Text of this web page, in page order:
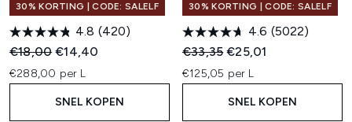
30% KORTING | CODE: SALELF
4.8 (420)
Recommended Retail Price:
€18,00Huidige prijs:
€14,40
€288,00 per L
SNEL KOPEN
30% KORTING | CODE: SALELF
4.6 (5022)
Recommended Retail Price:
€33,35Huidige prijs:
€25,01
€125,05 per L
SNEL KOPEN